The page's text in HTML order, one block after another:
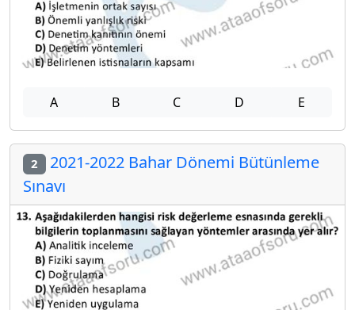
A B C D E
2 2021-2022 Bahar Dönemi Bütünleme
Sınavı